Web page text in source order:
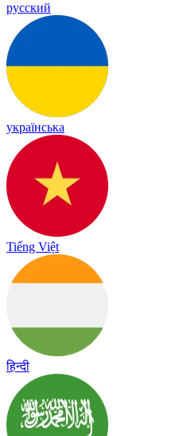
русский
українська
Tiếng Việt
हिन्दी